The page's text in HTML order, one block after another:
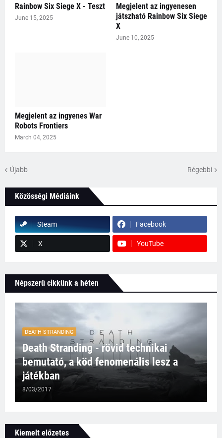
Rainbow Six Siege X - Teszt
June 15, 2025
Megjelent az ingyenesen
játszható Rainbow Six Siege
X
June 10, 2025
Megjelent az ingyenes War
Robots Frontiers
March 04, 2025
Újabb Régebbi
Közösségi Médiáink
Steam Facebook
X YouTube
Népszerű cikkünk a héten
DEATH STRANDING
Death Stranding - rövid technikai
bemutató, a köd fenomenális lesz a
játékban
8/03/2017
Kiemelt előzetes